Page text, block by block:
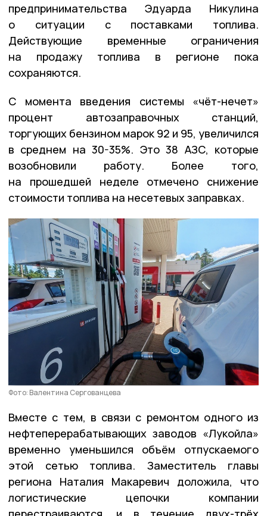
предпринимательства Эдуарда Никулина
о ситуации с поставками топлива.
Действующие временные ограничения
на продажу топлива в регионе пока
сохраняются.
С момента введения системы «чёт-нечет»
процент автозаправочных станций,
торгующих бензином марок 92 и 95, увеличился
в среднем на 30-35%. Это 38 АЗС, которые
возобновили работу. Более того,
на прошедшей неделе отмечено снижение
стоимости топлива на несетевых заправках.
Фото: Валентина Сергованцева
Вместе с тем, в связи с ремонтом одного из
нефтеперерабатывающих заводов «Лукойла»
временно уменьшился объём отпускаемого
этой сетью топлива. Заместитель главы
региона Наталия Макаревич доложила, что
логистические цепочки компании